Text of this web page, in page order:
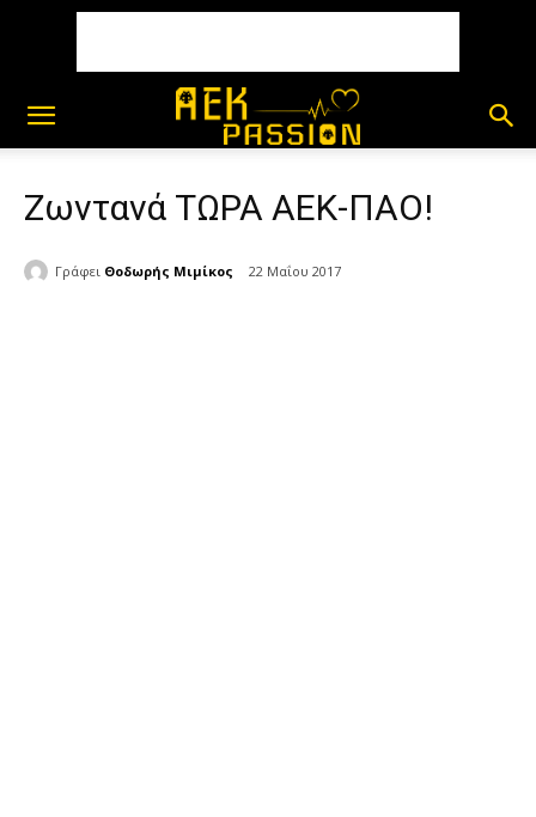
Ζωντανά ΤΩΡΑ ΑΕΚ-ΠΑΟ!
Γράφει Θοδωρής Μιμίκος 22 Μαΐου 2017